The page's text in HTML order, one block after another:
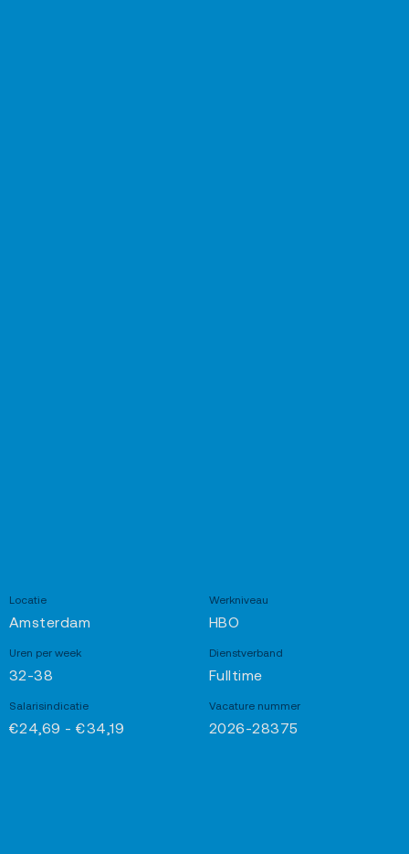
Locatie
Amsterdam
Werkniveau
HBO
Uren per week
32-38
Dienstverband
Fulltime
Salarisindicatie
€24,69 - €34,19
Vacature nummer
2026-28375